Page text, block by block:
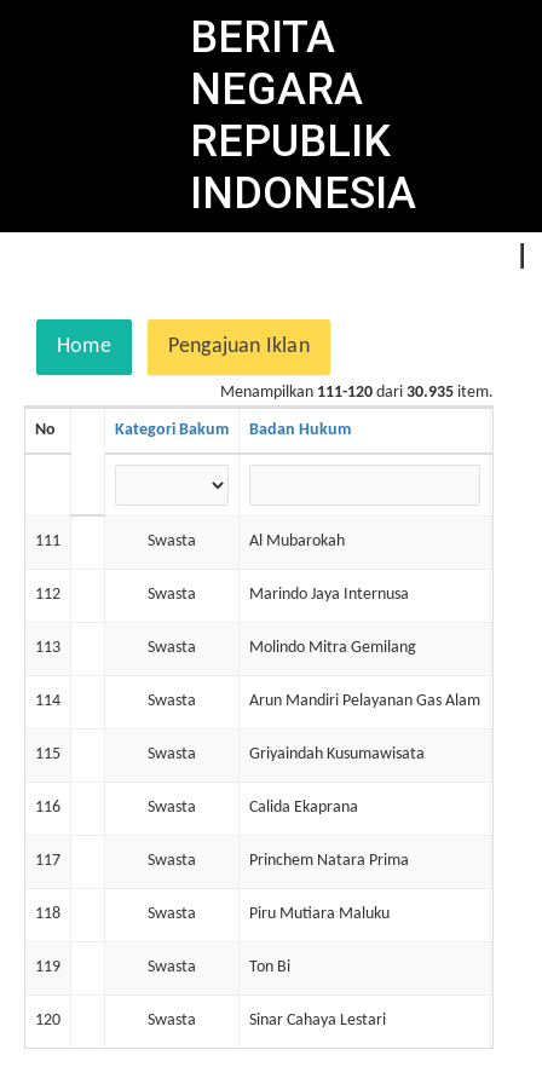
BERITA
NEGARA
REPUBLIK
INDONESIA
Home Pengajuan Iklan
Menampilkan 111-120 dari 30.935 item.
No Kategori Bakum Badan Hukum
111 Swasta Al Mubarokah
112 Swasta Marindo Jaya Internusa
113 Swasta Molindo Mitra Gemilang
114 Swasta Arun Mandiri Pelayanan Gas Alam
115 Swasta Griyaindah Kusumawisata
116 Swasta Calida Ekaprana
117 Swasta Princhem Natara Prima
118 Swasta Piru Mutiara Maluku
119 Swasta Ton Bi
120 Swasta Sinar Cahaya Lestari